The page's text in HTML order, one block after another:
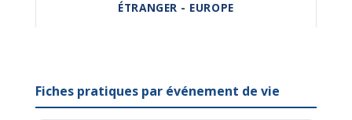
ÉTRANGER - EUROPE
Fiches pratiques par événement de vie